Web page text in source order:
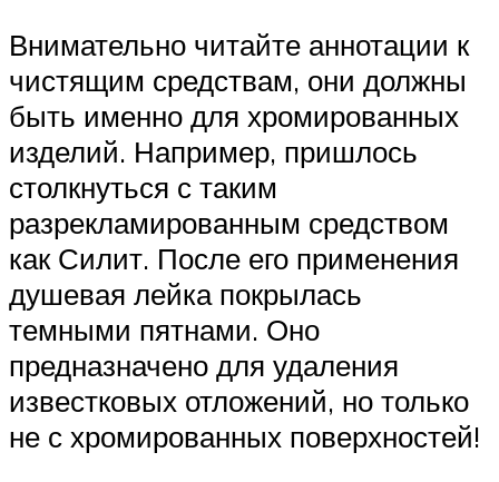
Внимательно читайте аннотации к
чистящим средствам, они должны
быть именно для хромированных
изделий. Например, пришлось
столкнуться с таким
разрекламированным средством
как Силит. После его применения
душевая лейка покрылась
темными пятнами. Оно
предназначено для удаления
известковых отложений, но только
не с хромированных поверхностей!